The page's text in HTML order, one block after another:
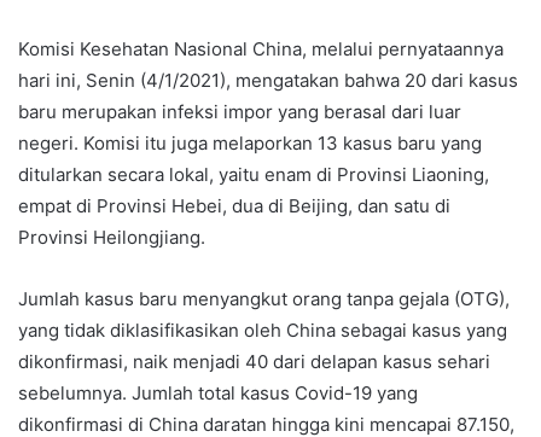
Komisi Kesehatan Nasional China, melalui pernyataannya
hari ini, Senin (4/1/2021), mengatakan bahwa 20 dari kasus
baru merupakan infeksi impor yang berasal dari luar
negeri. Komisi itu juga melaporkan 13 kasus baru yang
ditularkan secara lokal, yaitu enam di Provinsi Liaoning,
empat di Provinsi Hebei, dua di Beijing, dan satu di
Provinsi Heilongjiang.
Jumlah kasus baru menyangkut orang tanpa gejala (OTG),
yang tidak diklasifikasikan oleh China sebagai kasus yang
dikonfirmasi, naik menjadi 40 dari delapan kasus sehari
sebelumnya. Jumlah total kasus Covid-19 yang
dikonfirmasi di China daratan hingga kini mencapai 87.150,